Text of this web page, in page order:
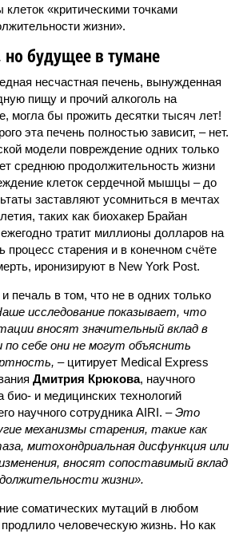
«критическими точками
жизни».
но будущее в тумане
несчастная печень, вынужденная
пищу и прочий алкоголь на
могла бы прожить десятки тысяч лет!
эта печень полностью зависит, – нет.
модели повреждение одних только
среднюю продолжительность жизни
клеток сердечной мышцы – до
заставляют усомниться в мечтах
таких как биохакер Брайан
тратит миллионы долларов на
процесс старения и в конечном счёте
иронизируют в New York Post.
печаль в том, что не в одних только
исследование показывает, что
вносят значительный вклад в
по себе они не могут объяснить
–цитирует Medical Express
Дмитрия Крюкова, научного
био- и медицинских технологий
научного сотрудника AIRI. –Это
механизмы старения, такие как
митохондриальная дисфункция или
вносят сопоставимый вклад
жизни».
соматических мутаций в любом
человеческую жизнь. Но как